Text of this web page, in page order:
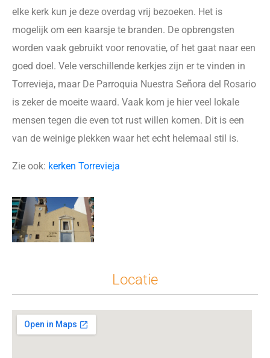
elke kerk kun je deze overdag vrij bezoeken. Het is
mogelijk om een kaarsje te branden. De opbrengsten
worden vaak gebruikt voor renovatie, of het gaat naar een
goed doel. Vele verschillende kerkjes zijn er te vinden in
Torrevieja, maar De Parroquia Nuestra Señora del Rosario
is zeker de moeite waard. Vaak kom je hier veel lokale
mensen tegen die even tot rust willen komen. Dit is een
van de weinige plekken waar het echt helemaal stil is.
Zie ook: kerken Torrevieja
Locatie